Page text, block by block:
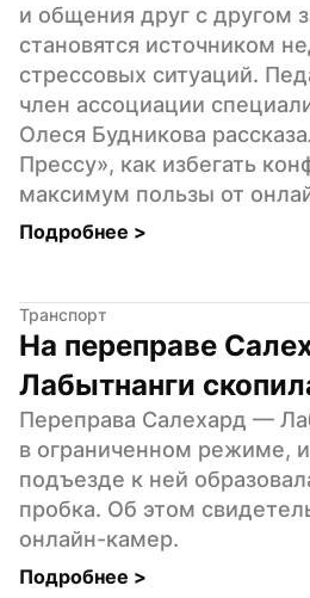
и общения друг с другом
становятся источником
стрессовых ситуаций.
член ассоциации
Олеся Будникова
Прессу», как избегать
максимум пользы от
Подробнее >
Транспорт
На переправе
Лабытнанги
Переправа Салехард —
в ограниченном режиме,
подъезде к ней
пробка. Об этом
онлайн-камер.
Подробнее >